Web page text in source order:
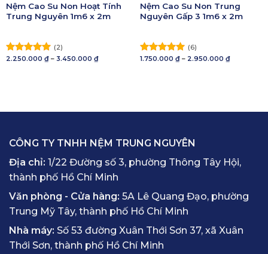
Nệm Cao Su Non Hoạt Tính
Trung Nguyên 1m6 x 2m
Được xếp
(2)
2.250.000 ₫ – 3.450.000 ₫Khoảng
giá:
Nệm Cao Su Non Trung
Nguyên Gấp 3 1m6 x 2m
Được xếp
(6)
1.750.000 ₫ – 2.950.000 ₫Khoảng
giá:
CÔNG TY TNHH NỆM TRUNG NGUYÊN
Địa chỉ: 1/22 Đường số 3, phường Thông Tây Hội,
thành phố Hồ Chí Minh
Văn phòng - Cửa hàng: 5A Lê Quang Đạo, phường
Trung Mỹ Tây, thành phố Hồ Chí Minh
Nhà máy: Số 53 đường Xuân Thới Sơn 37, xã Xuân
Thới Sơn, thành phố Hồ Chí Minh